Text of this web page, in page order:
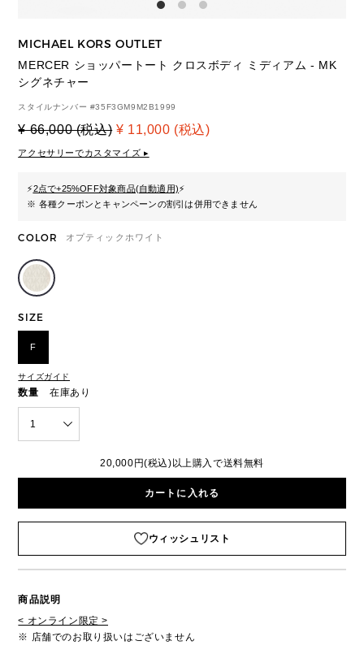
MICHAEL KORS OUTLET
MERCER ショッパートート クロスボディ ミディアム - MK
シグネチャー
スタイルナンバー #35F3GM9M2B1999
¥ 66,000 (税込) ¥ 11,000 (税込)
アクセサリーでカスタマイズ ▸
⚡2点で+25%OFF対象商品(自動適用)⚡
※ 各種クーポンとキャンペーンの割引は併用できません
COLOR オプティックホワイト
SIZE
F
サイズガイド
数量 在庫あり
1
20,000円(税込)以上購入で送料無料
カートに入れる
ウィッシュリスト
商品説明
< オンライン限定 >
※ 店舗でのお取り扱いはございません